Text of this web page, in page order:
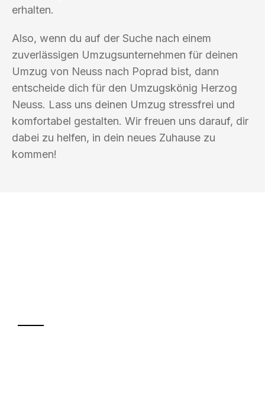
erhalten.
Also, wenn du auf der Suche nach einem
zuverlässigen Umzugsunternehmen für deinen
Umzug von Neuss nach Poprad bist, dann
entscheide dich für den Umzugskönig Herzog
Neuss. Lass uns deinen Umzug stressfrei und
komfortabel gestalten. Wir freuen uns darauf, dir
dabei zu helfen, in dein neues Zuhause zu
kommen!